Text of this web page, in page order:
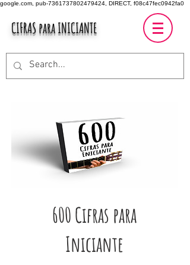
google.com, pub-7361737802479424, DIRECT, f08c47fec0942fa0
CIFRAS para INICIANTE
600 Cifras para
Iniciante